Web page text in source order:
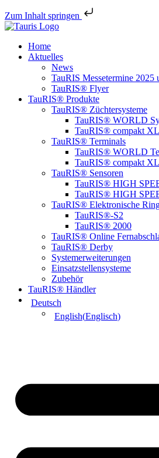
Zum Inhalt springen
Home
Aktuelles
News
TauRIS Messetermine 2025
TauRIS® Flyer
TauRIS® Produkte
TauRIS® Züchtersysteme
TauRIS® WORLD
TauRIS® compakt XL
TauRIS® Terminals
TauRIS® WORLD
TauRIS® compakt
TauRIS® Sensoren
TauRIS® HIGH
TauRIS® HIGH
TauRIS® Elektronische
TauRIS®-S2
TauRIS® 2000
TauRIS® Online
TauRIS® Derby
Systemerweiterungen
Einsatzstellensysteme
Zubehör
TauRIS® Händler
Deutsch
English(Englisch)